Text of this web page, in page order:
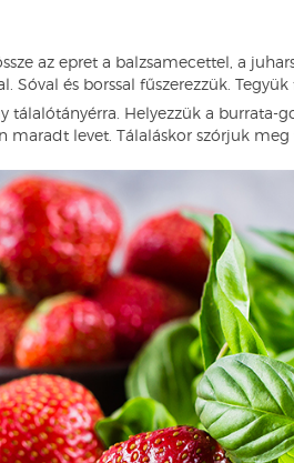
az epret a balzsamecettel, a
Sóval és borssal fűszerezzük.
tálalótányérra. Helyezzük a burrata-
maradt levet. Tálaláskor szórjuk